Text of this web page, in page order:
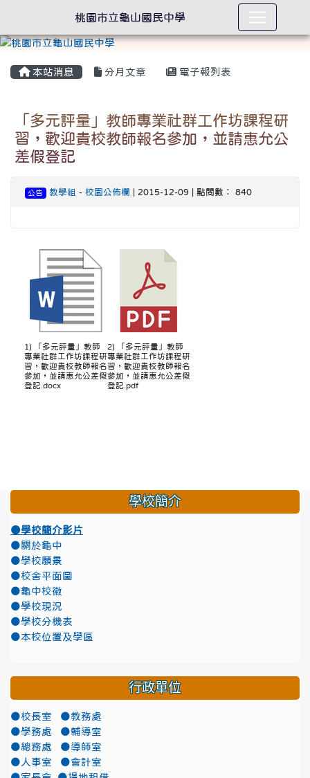
本站消息 分月文章 電子報列表
「多元評量」教師專業社群工作坊課程研
習，歡迎貴校教師報名參加，並請惠允公
差假登記
公告 教學組 - 校園公佈欄 | 2015-12-09 | 點閱數： 840
1) 「多元評量」教師
專業社群工作坊課程研
習，歡迎貴校教師報名
參加，並請惠允公差假
登記.docx
2) 「多元評量」教師
專業社群工作坊課程研
習，歡迎貴校教師報名
參加，並請惠允公差假
登記.pdf
學校簡介
●學校簡介影片
●關於龜中
●學校願景
●校舍平面圖
●龜中校徽
●學校現況
●學校分機表
●本校位置及學區
行政單位
●校長室
●教務處
●學務處
●輔導室
●總務處
●導師室
●人事室
●會計室
桃園市立龜山國民中學